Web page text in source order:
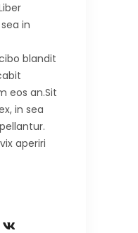
in
blandit
eos an.Sit
in sea
aperiri